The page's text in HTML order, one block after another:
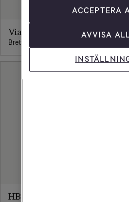
Viaplay
Brett utbud av underhållning för hela
HBO Max
ACCEPTERA
AVVISA